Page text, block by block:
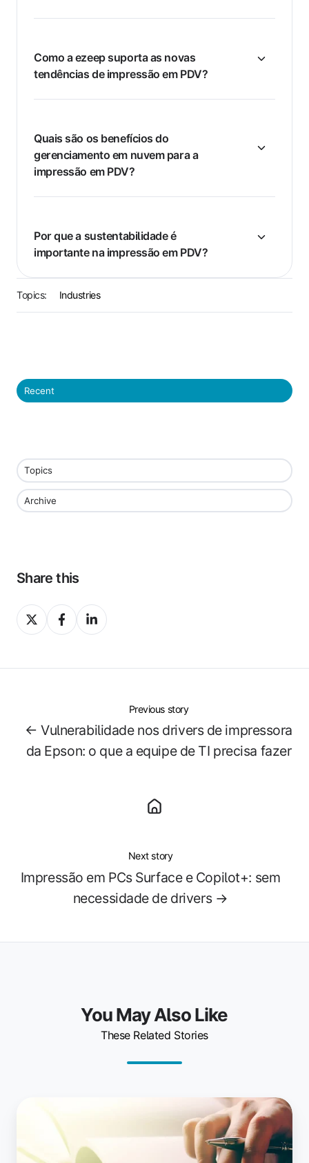
Como a ezeep suporta as novas
tendências de impressão em PDV?
Quais são os benefícios do
gerenciamento em nuvem para a
impressão em PDV?
Por que a sustentabilidade é
importante na impressão em PDV?
Topics: Industries
Recent
Topics
Archive
Share this
Share
on
Share
on
Share
on
Previous story
← Vulnerabilidade nos drivers de impressora
da Epson: o que a equipe de TI precisa fazer
Next story
Impressão em PCs Surface e Copilot+: sem
necessidade de drivers →
You May Also Like
These Related Stories
ocultos
gerenciamento